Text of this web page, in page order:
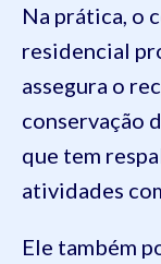
Na prática, o
residencial
assegura o
conservação
que tem
atividades
Ele também